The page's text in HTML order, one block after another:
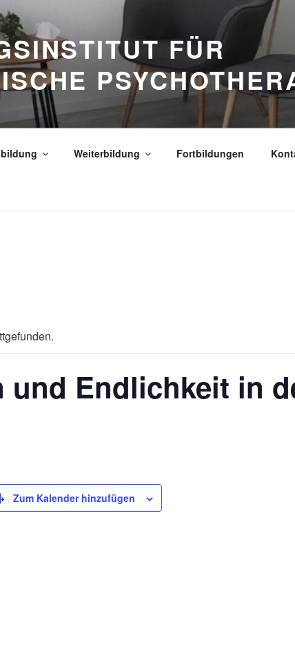
FÜR
Weiterbildung Fortbildungen
und Endlichkeit in
Zum Kalender hinzufügen